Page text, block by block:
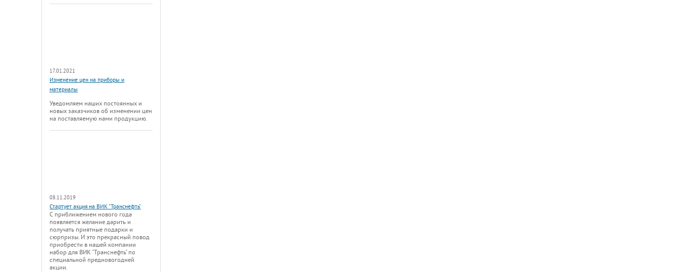
17.01.2021
Изменение цен на приборы и
материалы
Уведомляем наших постоянных и
новых заказчиков об изменении цен
на поставляемую нами продукцию.
08.11.2019
Стартует акция на ВИК "Транснефть"
С приближением нового года
появляется желание дарить и
получать приятные подарки и
сюрпризы. И это прекрасный повод
приобрести в нашей компании
набор для ВИК "Транснефть" по
специальной предновогодней
акции.